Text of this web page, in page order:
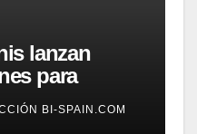
lanzan
para
a SAP o
en
BI-SPAIN.COM